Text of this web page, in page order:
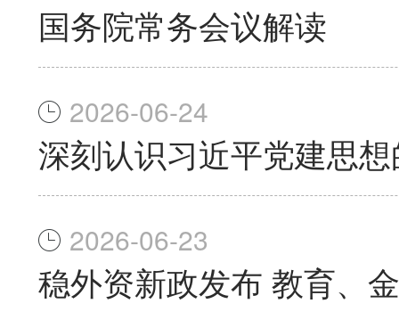
国务院常务会议解读
2026-06-24
深刻认识习近平党建思
2026-06-23
稳外资新政发布 教育、